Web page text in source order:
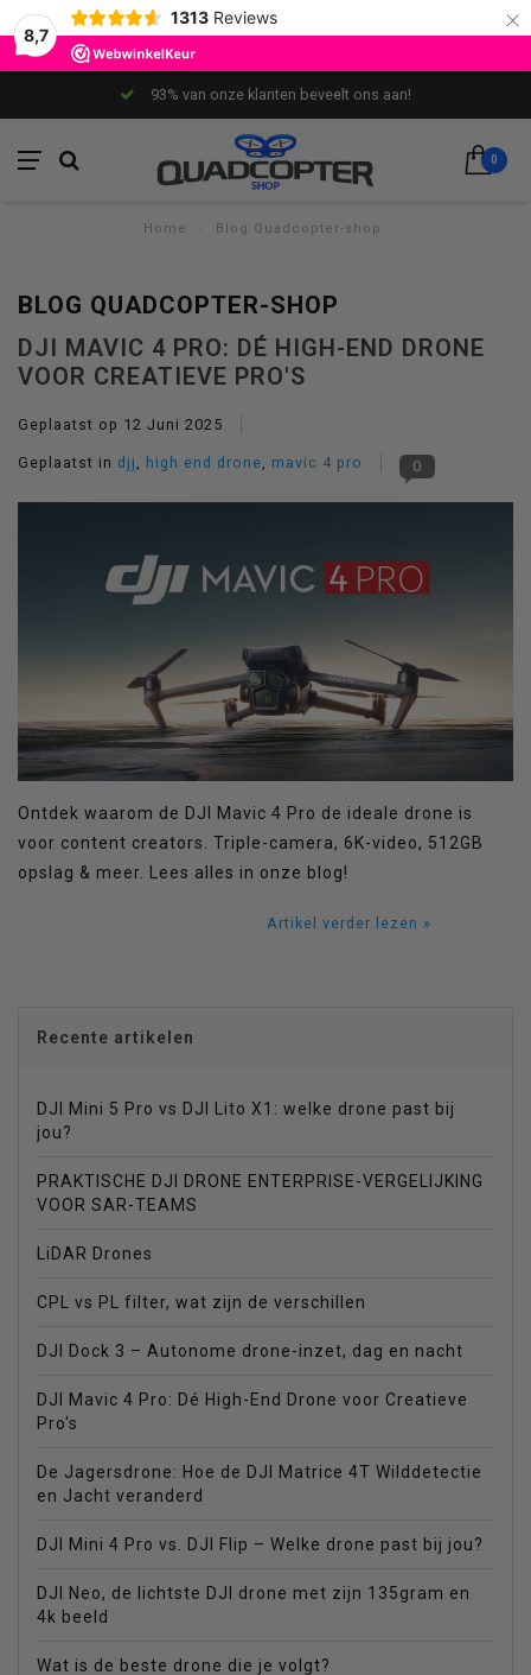
8,7
1313 Reviews ×
93% van onze klanten beveelt ons aan!
0
Home Blog Quadcopter-shop
BLOG QUADCOPTER-SHOP
DJI MAVIC 4 PRO: DÉ HIGH-END DRONE
VOOR CREATIEVE PRO'S
Geplaatst op 12 Juni 2025
Geplaatst in djj high end drone mavic 4 pro 0
Ontdek waarom de DJI Mavic 4 Pro de ideale drone is
voor content creators. Triple-camera, 6K-video, 512GB
opslag & meer. Lees alles in onze blog!
Artikel verder lezen »
Recente artikelen
DJI Mini 5 Pro vs DJI Lito X1: welke drone past bij
jou?
PRAKTISCHE DJI DRONE ENTERPRISE-VERGELIJKING
VOOR SAR-TEAMS
LiDAR Drones
CPL vs PL filter, wat zijn de verschillen
DJI Dock 3 – Autonome drone-inzet, dag en nacht
DJI Mavic 4 Pro: Dé High-End Drone voor Creatieve
Pro's
De Jagersdrone: Hoe de DJI Matrice 4T Wilddetectie
en Jacht veranderd
DJI Mini 4 Pro vs. DJI Flip – Welke drone past bij jou?
DJI Neo, de lichtste DJI drone met zijn 135gram en
4k beeld
Wat is de beste drone die je volgt?